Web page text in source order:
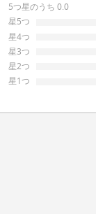
5つ星のうち 0.0
星5つ
星4つ
星3つ
星2つ
星1つ